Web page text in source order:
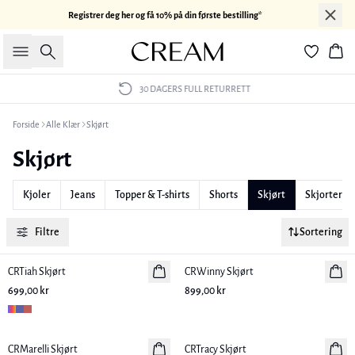
Registrer deg her og få 10% på din første bestilling*
Søk
30 DAGERS FULL RETURRETT
Forside Alle Klær Skjørt
Skjørt
Kjoler Jeans Topper & T-shirts Shorts Skjørt Skjorter &
Filtre Sortering
Nyhet
CRTiah Skjørt
699,00 kr
Nyhet
CRWinny Skjørt
899,00 kr
Nyhet
CRMarelli Skjørt
Nyhet
CRTracy Skjørt